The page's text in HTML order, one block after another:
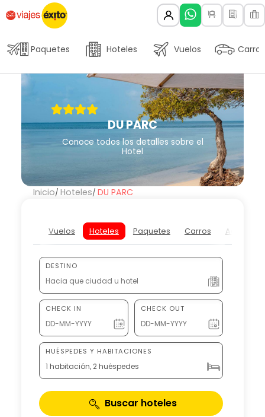
Paquetes Hoteles Vuelos Carros
DU PARC
Conoce todos los detalles sobre el
Hotel
Inicio Hoteles DU PARC
Vuelos Hoteles Paquetes Carros
DESTINO
CHECK IN CHECK OUT
HUÉSPEDES Y HABITACIONES
1 habitación, 2 huéspedes
Buscar hoteles